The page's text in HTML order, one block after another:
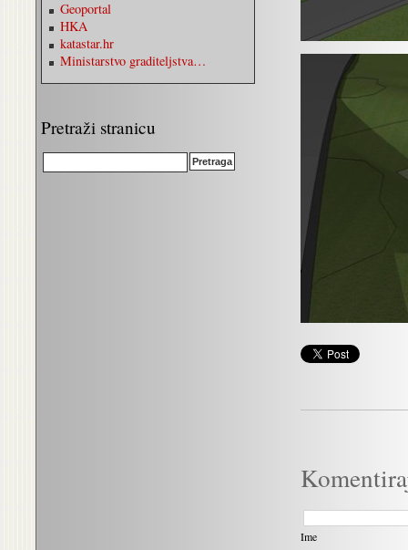
Ime
Geoportal
HKA
katastar.hr
Ministarstvo graditeljstva…
Pretraži stranicu